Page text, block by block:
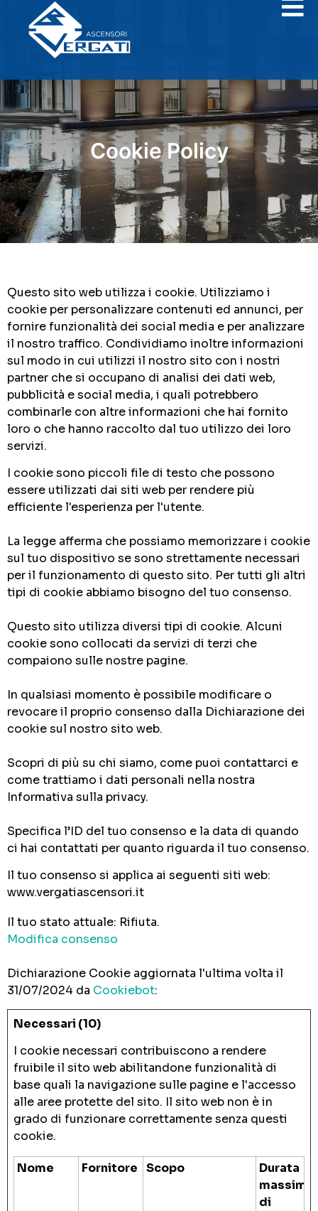
Cookie Policy
Questo sito web utilizza i cookie. Utilizziamo i
cookie per personalizzare contenuti ed annunci, per
fornire funzionalità dei social media e per analizzare
il nostro traffico. Condividiamo inoltre informazioni
sul modo in cui utilizzi il nostro sito con i nostri
partner che si occupano di analisi dei dati web,
pubblicità e social media, i quali potrebbero
combinarle con altre informazioni che hai fornito
loro o che hanno raccolto dal tuo utilizzo dei loro
servizi.
I cookie sono piccoli file di testo che possono
essere utilizzati dai siti web per rendere più
efficiente l'esperienza per l'utente.
La legge afferma che possiamo memorizzare i cookie
sul tuo dispositivo se sono strettamente necessari
per il funzionamento di questo sito. Per tutti gli altri
tipi di cookie abbiamo bisogno del tuo consenso.
Questo sito utilizza diversi tipi di cookie. Alcuni
cookie sono collocati da servizi di terzi che
compaiono sulle nostre pagine.
In qualsiasi momento è possibile modificare o
revocare il proprio consenso dalla Dichiarazione dei
cookie sul nostro sito web.
Scopri di più su chi siamo, come puoi contattarci e
come trattiamo i dati personali nella nostra
Informativa sulla privacy.
Specifica l’ID del tuo consenso e la data di quando
ci hai contattati per quanto riguarda il tuo consenso.
Il tuo consenso si applica ai seguenti siti web:
www.vergatiascensori.it
Il tuo stato attuale: Rifiuta.
Modifica consenso
Dichiarazione Cookie aggiornata l'ultima volta il
31/07/2024 da Cookiebot:
Necessari (10)
I cookie necessari contribuiscono a rendere
fruibile il sito web abilitandone funzionalità di
base quali la navigazione sulle pagine e l'accesso
alle aree protette del sito. Il sito web non è in
grado di funzionare correttamente senza questi
cookie.
Nome Fornitore Scopo
Durata
massima
di